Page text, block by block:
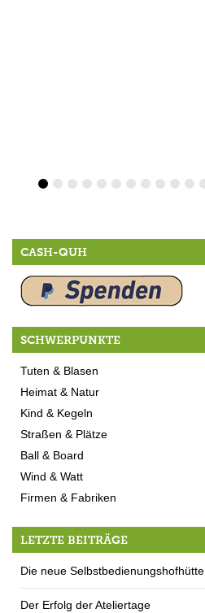
CASH-QUH
SCHWERPUNKTE
Tuten & Blasen
Heimat & Natur
Kind & Kegeln
Straßen & Plätze
Ball & Board
Wind & Watt
Firmen & Fabriken
LETZTE BEITRÄGE
Die neue Selbstbedienungshofhütte
Der Erfolg der Ateliertage